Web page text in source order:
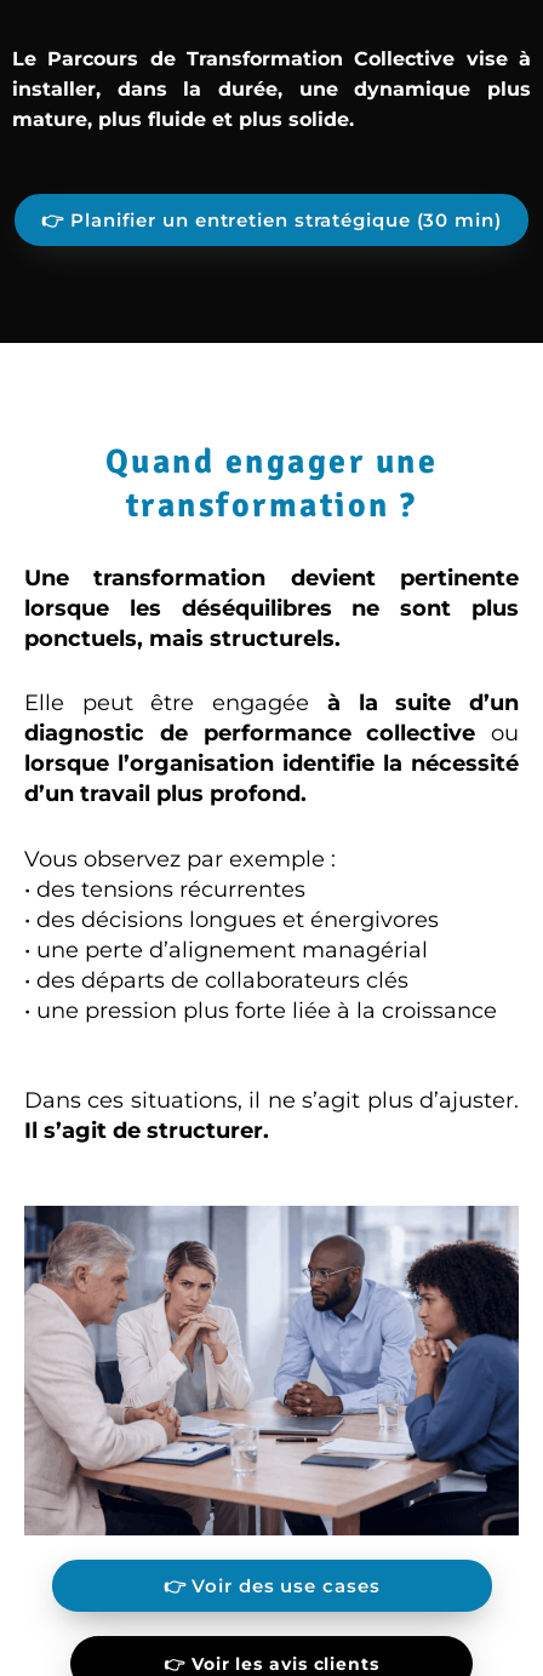
Le Parcours de Transformation Collective vise à
installer, dans la durée, une dynamique plus
mature, plus fluide et plus solide.
👉 Planifier un entretien stratégique (30 min)
Quand engager une
transformation ?
Une transformation devient pertinente
lorsque les déséquilibres ne sont plus
ponctuels, mais structurels.
Elle peut être engagée à la suite d’un
diagnostic de performance collective ou
lorsque l’organisation identifie la nécessité
d’un travail plus profond.
Vous observez par exemple :
• des tensions récurrentes
• des décisions longues et énergivores
• une perte d’alignement managérial
• des départs de collaborateurs clés
• une pression plus forte liée à la croissance
Dans ces situations, il ne s’agit plus d’ajuster.
Il s’agit de structurer.
👉 Voir des use cases
👉 Voir les avis clients